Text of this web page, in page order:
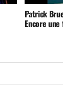
Patrick
Encore